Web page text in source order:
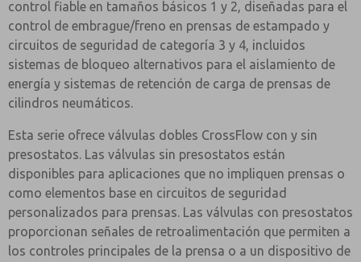
control fiable en tamaños básicos 1 y 2, diseñadas para el
control de embrague/freno en prensas de estampado y
circuitos de seguridad de categoría 3 y 4, incluidos
sistemas de bloqueo alternativos para el aislamiento de
energía y sistemas de retención de carga de prensas de
cilindros neumáticos.
Esta serie ofrece válvulas dobles CrossFlow con y sin
presostatos. Las válvulas sin presostatos están
disponibles para aplicaciones que no impliquen prensas o
como elementos base en circuitos de seguridad
personalizados para prensas. Las válvulas con presostatos
proporcionan señales de retroalimentación que permiten a
los controles principales de la prensa o a un dispositivo de